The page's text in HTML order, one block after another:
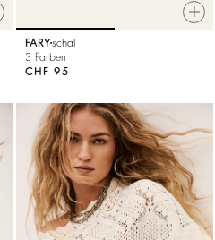
FARYschal
3 Farben
CHF 95